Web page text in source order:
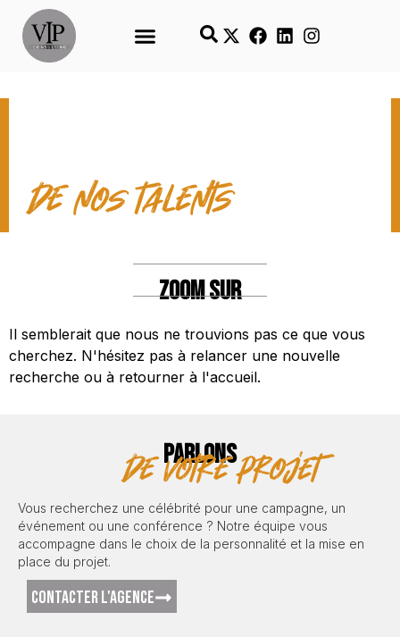
LES TEMPS FORTS
de nos talents
ZOOM SUR
Il semblerait que nous ne trouvions pas ce que vous
cherchez. N'hésitez pas à relancer une nouvelle
recherche ou à retourner à l'accueil.
PARLONS
de votre projet
Vous recherchez une célébrité pour une campagne, un
événement ou une conférence ? Notre équipe vous
accompagne dans le choix de la personnalité et la mise en
place du projet.
CONTACTER L'AGENCE